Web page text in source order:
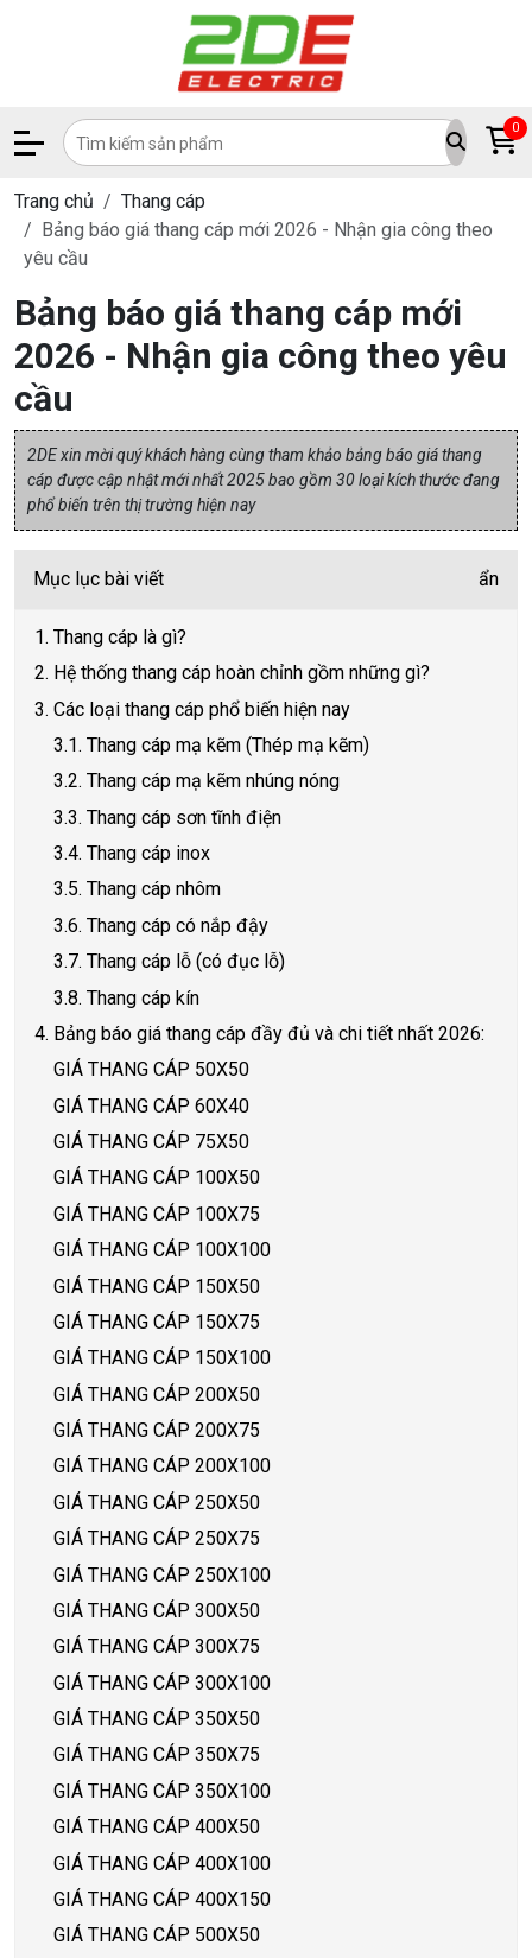
0
Trang chủ
Thang cáp
Bảng báo giá thang cáp mới 2026 - Nhận gia công theo
yêu cầu
Bảng báo giá thang cáp mới
2026 - Nhận gia công theo yêu
cầu
2DE xin mời quý khách hàng cùng tham khảo bảng báo giá thang
cáp được cập nhật mới nhất 2025 bao gồm 30 loại kích thước đang
phổ biến trên thị trường hiện nay
Mục lục bài viết ẩn
1. Thang cáp là gì?
2. Hệ thống thang cáp hoàn chỉnh gồm những gì?
3. Các loại thang cáp phổ biến hiện nay
3.1. Thang cáp mạ kẽm (Thép mạ kẽm)
3.2. Thang cáp mạ kẽm nhúng nóng
3.3. Thang cáp sơn tĩnh điện
3.4. Thang cáp inox
3.5. Thang cáp nhôm
3.6. Thang cáp có nắp đậy
3.7. Thang cáp lỗ (có đục lỗ)
3.8. Thang cáp kín
4. Bảng báo giá thang cáp đầy đủ và chi tiết nhất 2026:
GIÁ THANG CÁP 50X50
GIÁ THANG CÁP 60X40
GIÁ THANG CÁP 75X50
GIÁ THANG CÁP 100X50
GIÁ THANG CÁP 100X75
GIÁ THANG CÁP 100X100
GIÁ THANG CÁP 150X50
GIÁ THANG CÁP 150X75
GIÁ THANG CÁP 150X100
GIÁ THANG CÁP 200X50
GIÁ THANG CÁP 200X75
GIÁ THANG CÁP 200X100
GIÁ THANG CÁP 250X50
GIÁ THANG CÁP 250X75
GIÁ THANG CÁP 250X100
GIÁ THANG CÁP 300X50
GIÁ THANG CÁP 300X75
GIÁ THANG CÁP 300X100
GIÁ THANG CÁP 350X50
GIÁ THANG CÁP 350X75
GIÁ THANG CÁP 350X100
GIÁ THANG CÁP 400X50
GIÁ THANG CÁP 400X100
GIÁ THANG CÁP 400X150
GIÁ THANG CÁP 500X50